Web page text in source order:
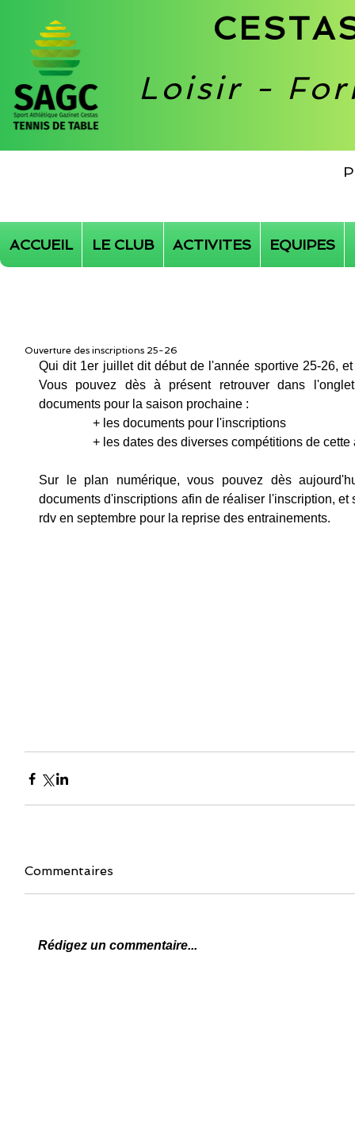
Loisir -
ACCUEIL LE CLUB ACTIVITES EQUIPES
Ouverture des inscriptions 25-26
Qui dit 1er juillet dit début de l'année sportive 25-26,
Vous pouvez dès à présent retrouver dans
documents pour la saison prochaine :
                 + les documents pour l'inscriptions
+ les dates des diverses compétitions de
Sur le plan numérique, vous pouvez dès
documents d'inscriptions afin de réaliser l'inscription,
rdv en septembre pour la reprise des entrainements.
Commentaires
Rédigez un commentaire...